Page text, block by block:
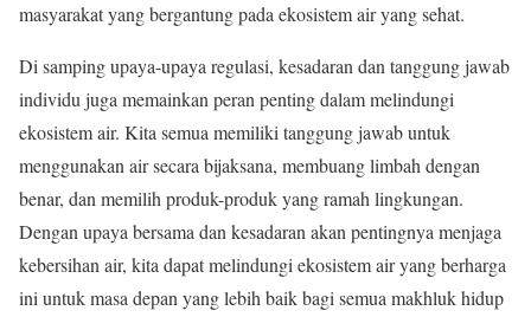
masyarakat yang bergantung pada ekosistem air yang sehat.
Di samping upaya-upaya regulasi, kesadaran dan tanggung jawab
individu juga memainkan peran penting dalam melindungi
ekosistem air. Kita semua memiliki tanggung jawab untuk
menggunakan air secara bijaksana, membuang limbah dengan
benar, dan memilih produk-produk yang ramah lingkungan.
Dengan upaya bersama dan kesadaran akan pentingnya menjaga
kebersihan air, kita dapat melindungi ekosistem air yang berharga
ini untuk masa depan yang lebih baik bagi semua makhluk hidup